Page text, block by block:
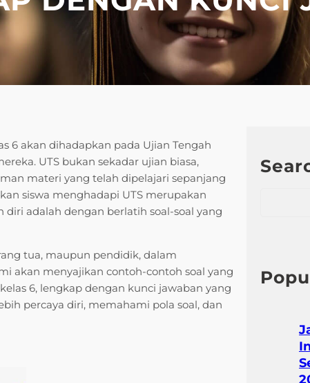
6 akan dihadapkan pada Ujian Tengah
UTS bukan sekadar ujian biasa,
materi yang telah dipelajari sepanjang
siswa menghadapi UTS merupakan
adalah dengan berlatih soal-soal yang
tua, maupun pendidik, dalam
akan menyajikan contoh-contoh soal yang
6, lengkap dengan kunci jawaban yang
percaya diri, memahami pola soal, dan
h